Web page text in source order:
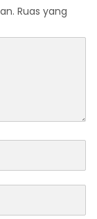
Ruas yang